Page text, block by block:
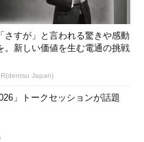
「さすが」と言われる驚きや感動
。新しい価値を生む電通の挑戦
Japan)
」トークセッションが話題